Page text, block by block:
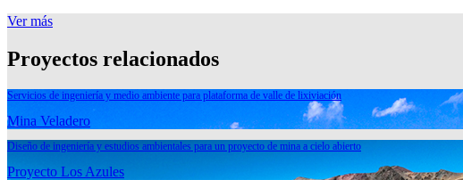
Ver más
Proyectos relacionados
Servicios de ingeniería y medio ambiente para plataforma de valle de lixiviación
Mina Veladero
Diseño de ingeniería y estudios ambientales para un proyecto de mina a cielo abierto
Proyecto Los Azules